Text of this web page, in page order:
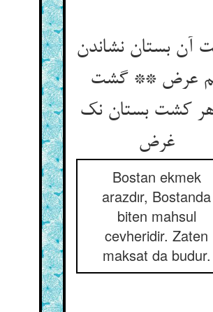
آن بستان نشاندن
عرض ** گشت
کشت بستان نک
غرض‏
Bostan ekmek
arazdır, Bostanda
biten mahsul
cevheridir. Zaten
maksat da budur.